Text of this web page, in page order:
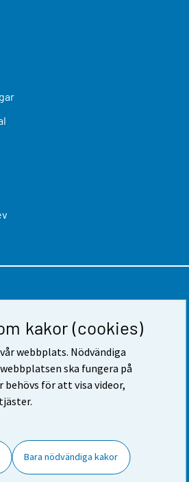
kakor (cookies)
webbplats. Nödvändiga
ska fungera på
för att visa videor,
Bara nödvändiga kakor